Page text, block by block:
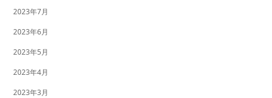
2023年7月
2023年6月
2023年5月
2023年4月
2023年3月